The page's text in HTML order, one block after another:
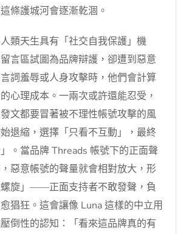
條護城河會逐漸乾涸。
類天生具有「社交自我保護」機
言區試圖為品牌辯護，卻遭到惡意
詞羞辱或人身攻擊時，他們會計算
心理成本。一兩次或許還能忍受，
文都要冒著被不理性帳號攻擊的風
退縮，選擇「只看不互動」，最終
」。當品牌 Threads 帳號下的正面聲
惡意帳號的聲量就會相對放大，形
旋」——正面支持者不敢發聲，負
猖狂。這會讓像 Luna 這樣的中立用
倒性的認知：「看來這品牌真的有